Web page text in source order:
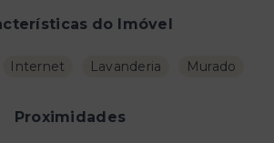
do Imóvel
Internet Lavanderia Murado
Proximidades